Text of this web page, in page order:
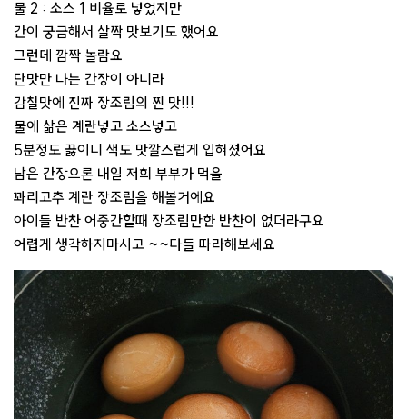
물 2 : 소스 1 비율로 넣었지만
간이 궁금해서 살짝 맛보기도 했어요
그런데 깜짝 놀람요
단맛만 나는 간장이 아니라
감칠맛에 진짜 장조림의 찐 맛!!!
물에 삶은 계란넣고 소스넣고
5분정도 끓이니 색도 맛깔스럽게 입혀졌어요
남은 간장으론 내일 저희 부부가 먹을
꽈리고추 계란 장조림을 해볼거에요
아이들 반찬 어중간할때 장조림만한 반찬이 없더라구요
어렵게 생각하지마시고 ~~다들 따라해보세요